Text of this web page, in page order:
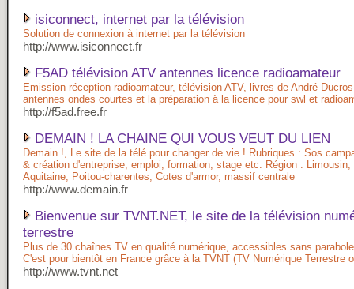
isiconnect, internet par la télévision
Solution de connexion à internet par la télévision
http://www.isiconnect.fr
F5AD télévision ATV antennes licence radioamateur
Emission réception radioamateur, télévision ATV, livres de André
antennes ondes courtes et la préparation à la licence pour swl et
http://f5ad.free.fr
DEMAIN ! LA CHAINE QUI VOUS VEUT DU LIEN
Demain !, Le site de la télé pour changer de vie ! Rubriques : Sos
& création d'entreprise, emploi, formation, stage etc. Région : Limousin,
Aquitaine, Poitou-charentes, Cotes d'armor, massif centrale
http://www.demain.fr
Bienvenue sur TVNT.NET, le site de la télévision
terrestre
Plus de 30 chaînes TV en qualité numérique, accessibles sans
C'est pour bientôt en France grâce à la TVNT (TV Numérique Terrestre
http://www.tvnt.net